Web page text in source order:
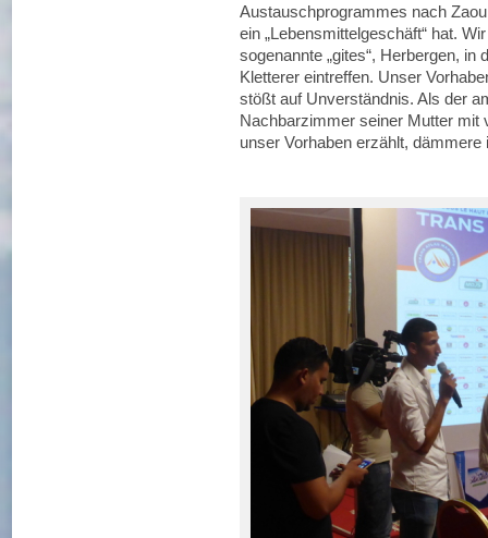
Austauschprogrammes nach
ein „Lebensmittelgeschäft“ hat.
sogenannte „gites“, Herbergen,
Kletterer eintreffen. Unser
stößt auf Unverständnis. Als der
Nachbarzimmer seiner Mutter mit
unser Vorhaben erzählt,